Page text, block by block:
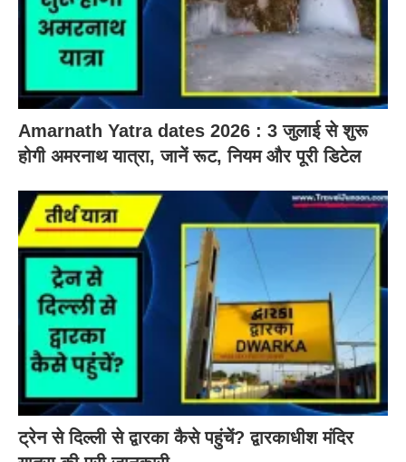
Amarnath Yatra dates 2026 : 3 जुलाई से शुरू
होगी अमरनाथ यात्रा, जानें रूट, नियम और पूरी डिटेल
ट्रेन से दिल्ली से द्वारका कैसे पहुंचें? द्वारकाधीश मंदिर